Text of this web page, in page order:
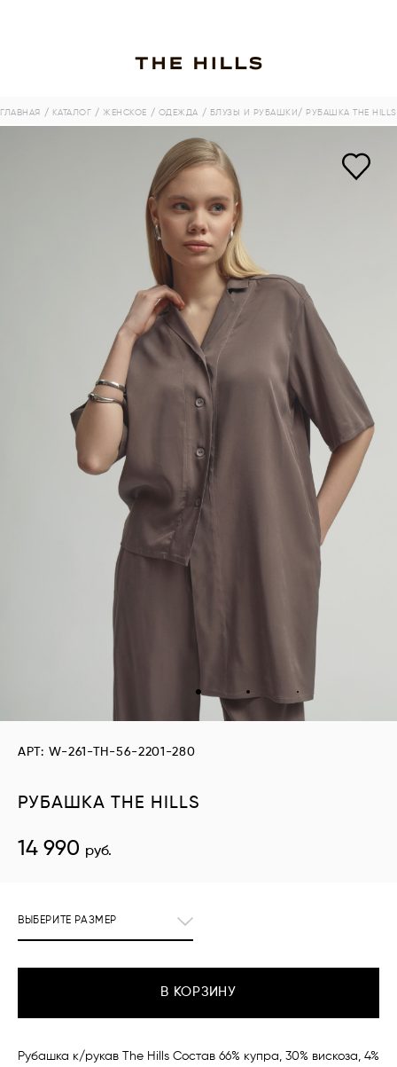
ГЛАВНАЯ / КАТАЛОГ / ЖЕНСКОЕ / ОДЕЖДА / БЛУЗЫ И РУБАШКИ / РУБАШКА THE HILLS
РУБАШКА THE HILLS
АРТ: W-261-TH-56-2201-280
14 990 руб.
ВЫБЕРИТЕ РАЗМЕР
В КОРЗИНУ
Рубашка к/рукав The Hills Состав 66% купра, 30% вискоза, 4%